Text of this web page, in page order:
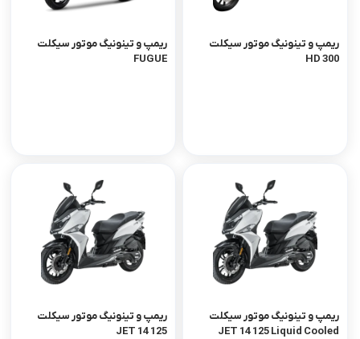
ریمپ و تینونیگ موتور سیکلت
FUGUE
ریمپ و تینونیگ موتور سیکلت
HD 300
ریمپ و تینونیگ موتور سیکلت
JET 14 125
ریمپ و تینونیگ موتور سیکلت
JET 14 125 Liquid Cooled